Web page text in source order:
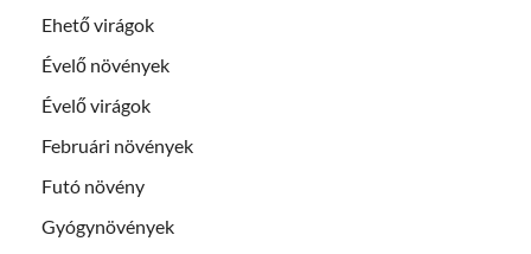
Ehető virágok
Évelő növények
Évelő virágok
Februári növények
Futó növény
Gyógynövények